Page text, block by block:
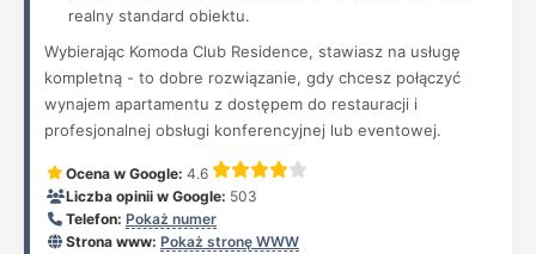
realny standard obiektu.
Wybierając Komoda Club Residence, stawiasz na usługę
kompletną - to dobre rozwiązanie, gdy chcesz połączyć
wynajem apartamentu z dostępem do restauracji i
profesjonalnej obsługi konferencyjnej lub eventowej.
Ocena w Google: 4.6
Liczba opinii w Google: 503
Telefon: Pokaż numer
Strona www: Pokaż stronę WWW